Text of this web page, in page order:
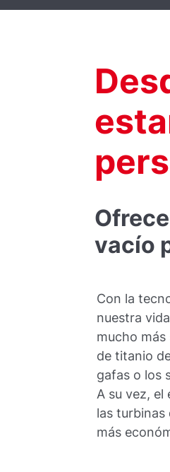
vacío
Con la
nuestra
mucho
de titanio
gafas o los
A su vez, el
las turbinas
más